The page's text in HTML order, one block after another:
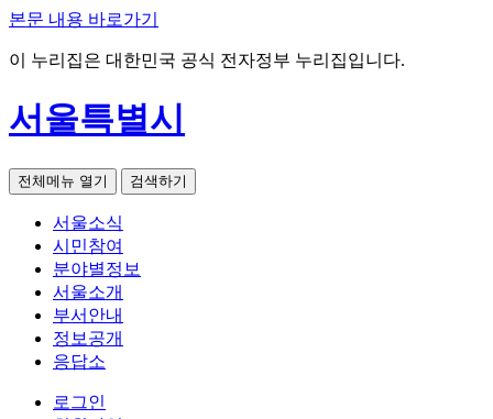
본문 내용 바로가기
이 누리집은 대한민국 공식 전자정부 누리집입니다.
서울특별시
전체메뉴 열기 검색하기
서울소식
시민참여
분야별정보
서울소개
부서안내
정보공개
응답소
로그인